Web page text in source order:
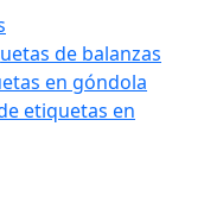
de balanzas
en góndola
etiquetas en